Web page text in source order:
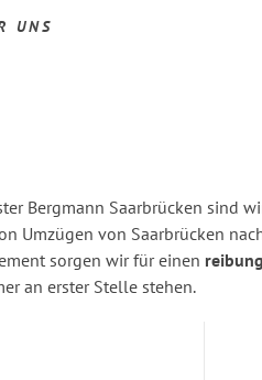
UNS
Bergmann Saarbrücken sind
Umzügen von Saarbrücken
sorgen wir für einen
an erster Stelle stehen.